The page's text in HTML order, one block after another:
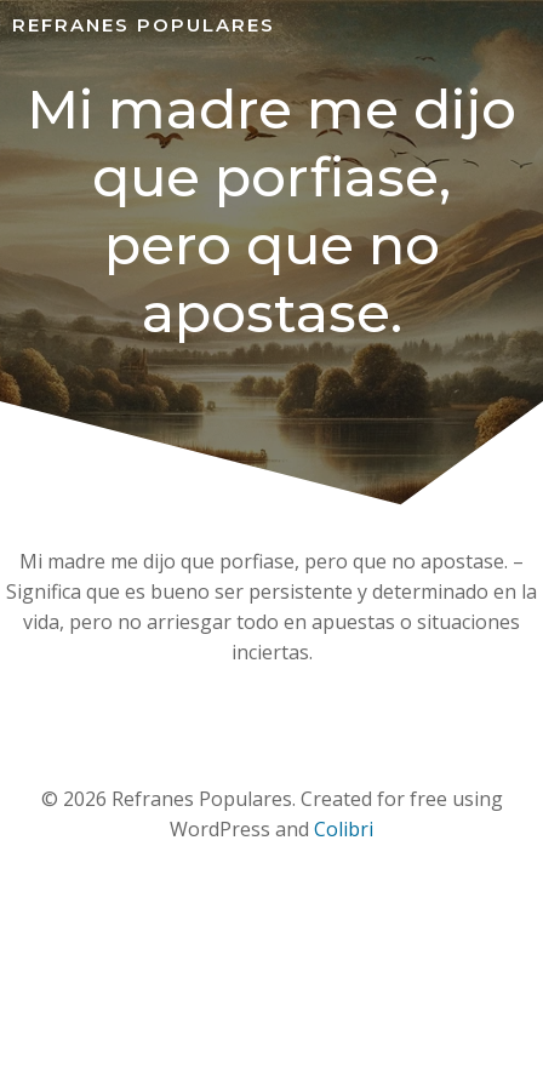
REFRANES POPULARES
Mi madre me dijo
que porfiase,
pero que no
apostase.
Mi madre me dijo que porfiase, pero que no apostase. –
Significa que es bueno ser persistente y determinado en la
vida, pero no arriesgar todo en apuestas o situaciones
inciertas.
© 2026 Refranes Populares. Created for free using
WordPress and Colibri